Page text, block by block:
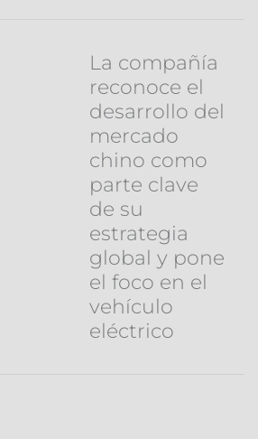
La compañía
reconoce el
desarrollo del
mercado
chino como
parte clave
de su
estrategia
global y pone
el foco en el
vehículo
eléctrico